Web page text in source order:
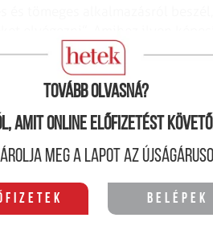
része a tanterveknek.
Tovább olvasná?
amit online előfizetést
meg a lapot az
Belépek